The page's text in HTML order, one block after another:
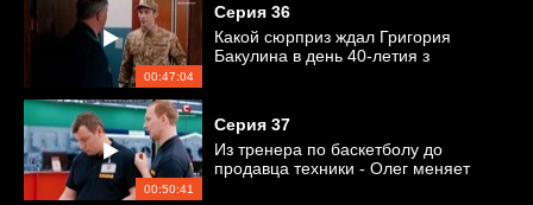
00:47:04
Серия 36
Какой сюрприз ждал Григория
Бакулина в день 40-летия з
00:50:41
Серия 37
Из тренера по баскетболу до
продавца техники - Олег меняет